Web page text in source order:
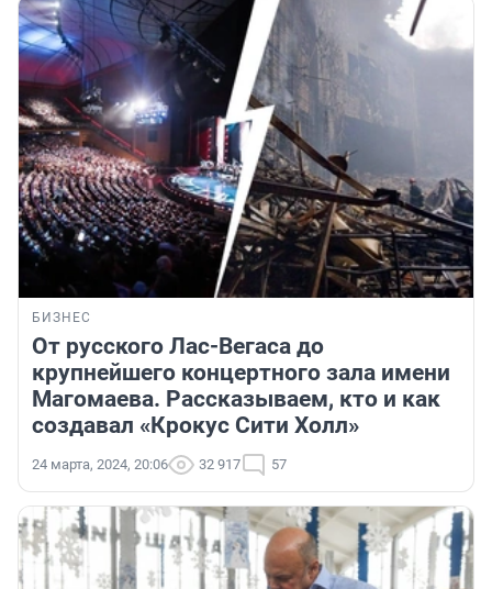
БИЗНЕС
От русского Лас-Вегаса до
крупнейшего концертного зала имени
Магомаева. Рассказываем, кто и как
создавал «Крокус Сити Холл»
24 марта, 2024, 20:06 32 917 57